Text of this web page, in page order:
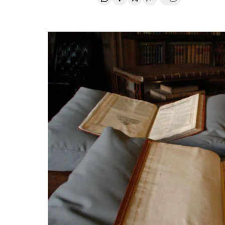
Compartir en Whatsapp
Compartir en Facebook
Compartir en Twitter
Desplegar Redes
Comentários